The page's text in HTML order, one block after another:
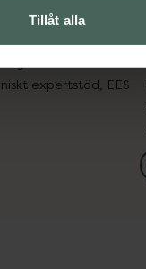
Tillåt alla
in gammal medicin
expertstöd, EES